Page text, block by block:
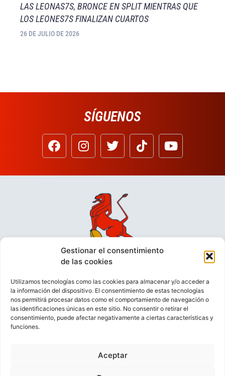
Gestionar el consentimiento
de las cookies
Utilizamos tecnologías como las cookies para almacenar y/o acceder a
la información del dispositivo. El consentimiento de estas tecnologías
nos permitirá procesar datos como el comportamiento de navegación o
las identificaciones únicas en este sitio. No consentir o retirar el
consentimiento, puede afectar negativamente a ciertas características y
funciones.
Aceptar
LAS LEONAS7S, BRONCE EN SPLIT MIENTRAS QUE
LOS LEONES7S FINALIZAN CUARTOS
26 DE JULIO DE 2026
SÍGUENOS
VIDEOCONFERENCIAS
POLÍTICA DE PRIVACIDAD